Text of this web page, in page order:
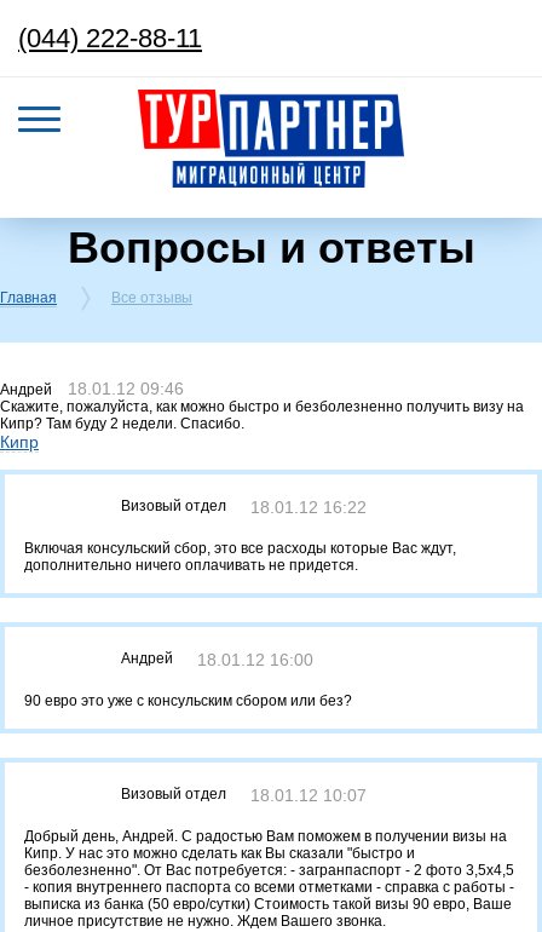
(044) 222-88-11
Вопросы и ответы
Главная Все отзывы
Андрей 18.01.12 09:46
Скажите, пожалуйста, как можно быстро и безболезненно получить визу на
Кипр? Там буду 2 недели. Спасибо.
Кипр
Визовый отдел 18.01.12 16:22
Включая консульский сбор, это все расходы которые Вас ждут,
дополнительно ничего оплачивать не придется.
Андрей 18.01.12 16:00
90 евро это уже с консульским сбором или без?
Визовый отдел 18.01.12 10:07
Добрый день, Андрей. С радостью Вам поможем в получении визы на
Кипр. У нас это можно сделать как Вы сказали "быстро и
безболезненно". От Вас потребуется: - загранпаспорт - 2 фото 3,5х4,5
- копия внутреннего паспорта со всеми отметками - справка с работы -
выписка из банка (50 евро/сутки) Стоимость такой визы 90 евро, Ваше
личное присутствие не нужно. Ждем Вашего звонка.